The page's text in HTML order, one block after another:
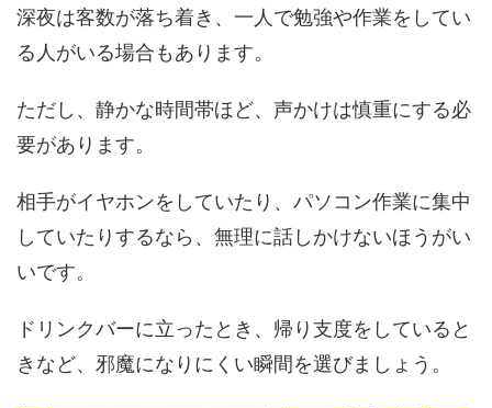
深夜は客数が落ち着き、一人で勉強や作業をしてい
る人がいる場合もあります。
ただし、静かな時間帯ほど、声かけは慎重にする必
要があります。
相手がイヤホンをしていたり、パソコン作業に集中
していたりするなら、無理に話しかけないほうがい
いです。
ドリンクバーに立ったとき、帰り支度をしていると
きなど、邪魔になりにくい瞬間を選びましょう。